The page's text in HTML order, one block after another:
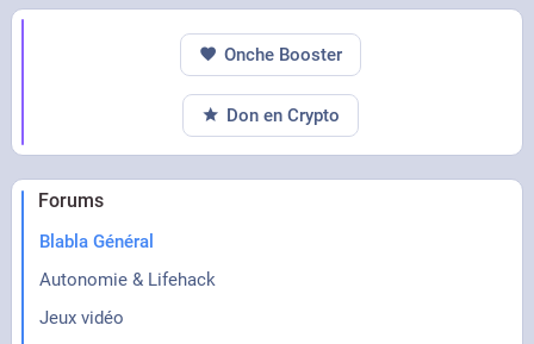
Forums
Blabla Général
Autonomie & Lifehack
Jeux vidéo
Onche Booster
Don en Crypto